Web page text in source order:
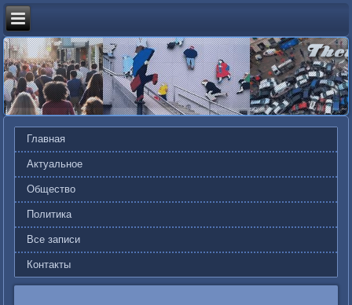
Главная
Актуальное
Общество
Политика
Все записи
Контакты